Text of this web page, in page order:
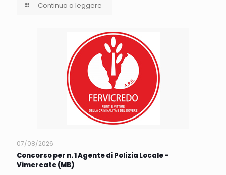
Continua a leggere
07/08/2026
Concorso per n. 1 Agente di Polizia Locale –
Vimercate (MB)